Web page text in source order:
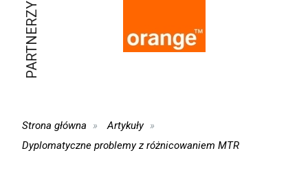
PARTNERZY
Strona główna
Artykuły
Dyplomatyczne problemy z różnicowaniem MTR